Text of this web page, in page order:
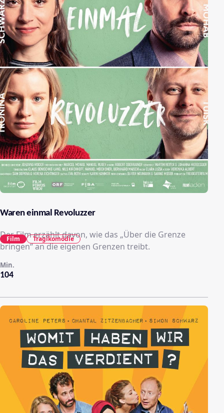
Waren einmal Revoluzzer
Der Film erzählt davon, wie das „Über die Grenze
bringen“ an die eigenen Grenzen treibt.
104
Min.
Film Tragikomödie